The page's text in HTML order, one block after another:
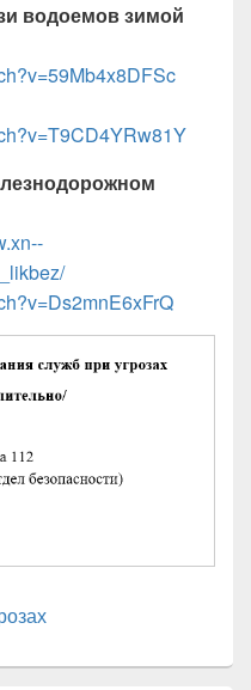
водоемов зимой